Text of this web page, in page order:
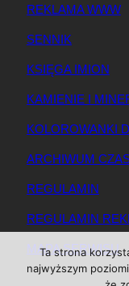
REKLAMA WWW
SENNIK
KSIĘGA IMION
KAMIENIE I
KOLOROWANKI
ARCHIWUM
REGULAMIN
REGULAMIN
MAPA SERWISU
Ta strona
najwyższym